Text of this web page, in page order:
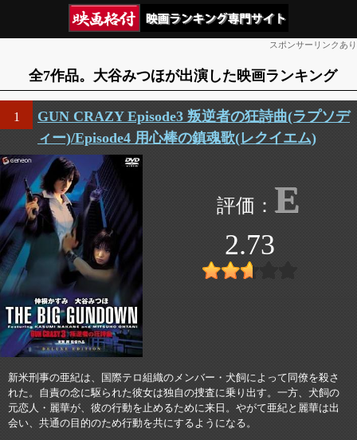
スポンサーリンクあり
全7作品。大谷みつほが出演した映画ランキング
1
GUN CRAZY Episode3 叛逆者の狂詩曲(ラプソデ
ィー)/Episode4 用心棒の鎮魂歌(レクイエム)
E
2.73
新米刑事の亜紀は、国際テロ組織のメンバー・犬飼によって同僚を殺さ
れた。自責の念に駆られた彼女は独自の捜査に乗り出す。一方、犬飼の
元恋人・麗華が、彼の行動を止めるために来日。やがて亜紀と麗華は出
会い、共通の目的のため行動を共にするようになる。